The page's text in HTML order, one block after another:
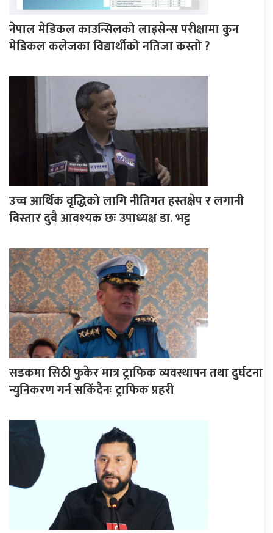
नेपाल मेडिकल काउन्सिलको लाइसेन्स परीक्षामा कुन
मेडिकल कलेजका विद्यार्थीको नतिजा कस्तो ?
उच्च आर्थिक वृद्धिको लागि नीतिगत हस्तक्षेप र लगानी
विस्तार दुवै आवश्यक छः उपाध्यक्ष डा. भट्ट
सडकमा सिठी फुकेर मात्र ट्राफिक व्यवस्थापन तथा दुर्घटना
न्युनिकरण गर्न सकिँदैनः ट्राफिक प्रहरी